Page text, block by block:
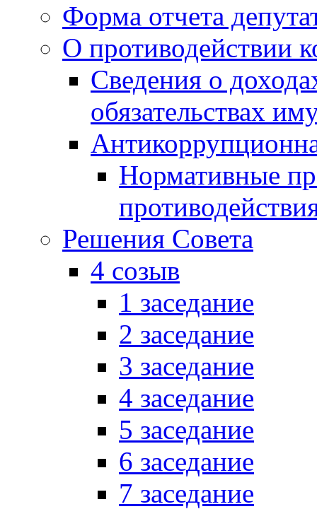
Форма отчета
О противодействии
Сведения о
обязательствах
Нормативные
Решения Совета
4 созыв
1 заседание
2 заседание
3 заседание
4 заседание
5 заседание
6 заседание
7 заседание